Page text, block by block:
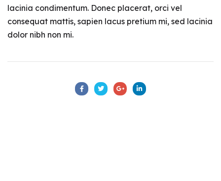
lacinia condimentum. Donec placerat, orci vel
consequat mattis, sapien lacus pretium mi, sed lacinia
dolor nibh non mi.